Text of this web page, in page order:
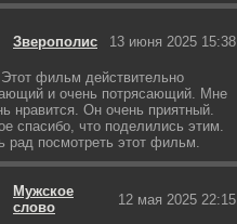
Зверополис 13 июня 2025 15:38
Этот фильм действительно
и очень потрясающий. Мне
нравится. Он очень приятный.
спасибо, что поделились этим.
рад посмотреть этот фильм.
Мужское
слово
12 мая 2025 22:15